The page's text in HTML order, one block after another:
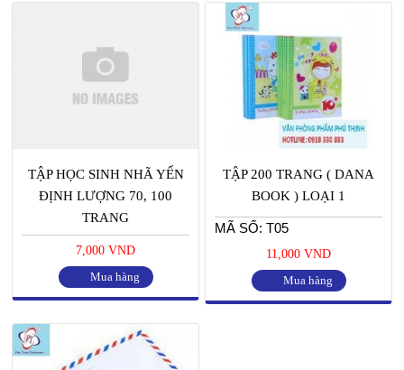
TẬP HỌC SINH NHÃ YẾN
ĐỊNH LƯỢNG 70, 100
TRANG
7,000 VND
Mua hàng
TẬP 200 TRANG ( DANA
BOOK ) LOẠI 1
MÃ SỐ: T05
11,000 VND
Mua hàng